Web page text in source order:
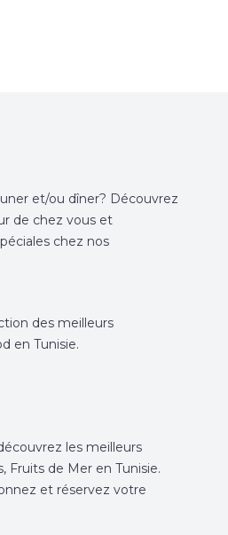
et/ou dîner? Découvrez
de chez vous et
chez nos
des meilleurs
en Tunisie.
les meilleurs
Fruits de Mer en Tunisie.
et réservez votre